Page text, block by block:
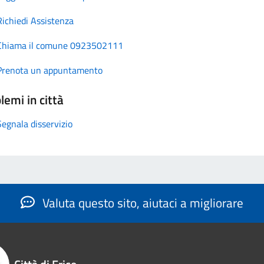
Assistenza
il comune 0923502111
un appuntamento
in città
disservizio
Valuta questo sito, aiutaci a migliorare